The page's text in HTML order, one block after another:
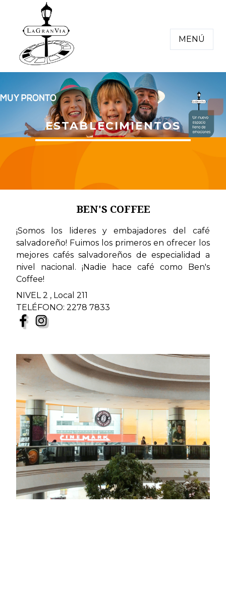
MENÚ
ESTABLECIMIENTOS
BEN'S COFFEE
¡Somos los lideres y embajadores del café
salvadoreño! Fuimos los primeros en ofrecer los
mejores cafés salvadoreños de especialidad a
nivel nacional. ¡Nadie hace café como Ben's
Coffee!
NIVEL 2 , Local 211
TELÉFONO: 2278 7833